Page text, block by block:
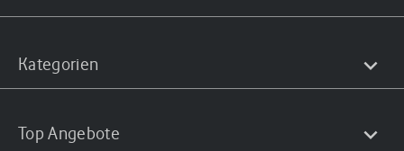
Kategorien
Top Angebote